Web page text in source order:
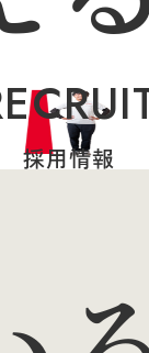
採用情報